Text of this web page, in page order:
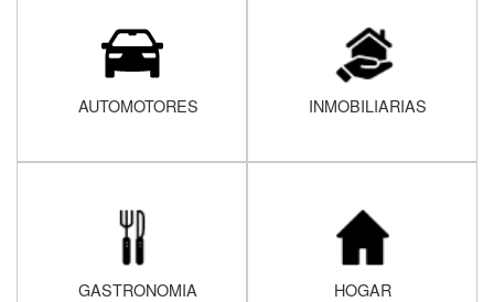
AUTOMOTORES INMOBILIARIAS
GASTRONOMIA HOGAR